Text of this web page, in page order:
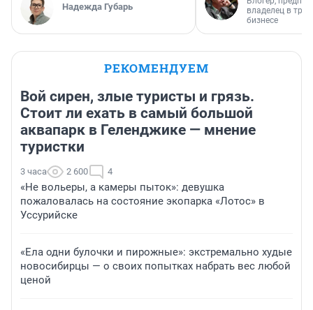
Надежда Губарь
владелец в
бизнесе
РЕКОМЕНДУЕМ
Вой сирен, злые туристы и грязь.
Стоит ли ехать в самый большой
аквапарк в Геленджике — мнение
туристки
3 часа 2 600 4
«Не вольеры, а камеры пыток»: девушка
пожаловалась на состояние экопарка «Лотос» в
Уссурийске
«Ела одни булочки и пирожные»: экстремально худые
новосибирцы — о своих попытках набрать вес любой
ценой